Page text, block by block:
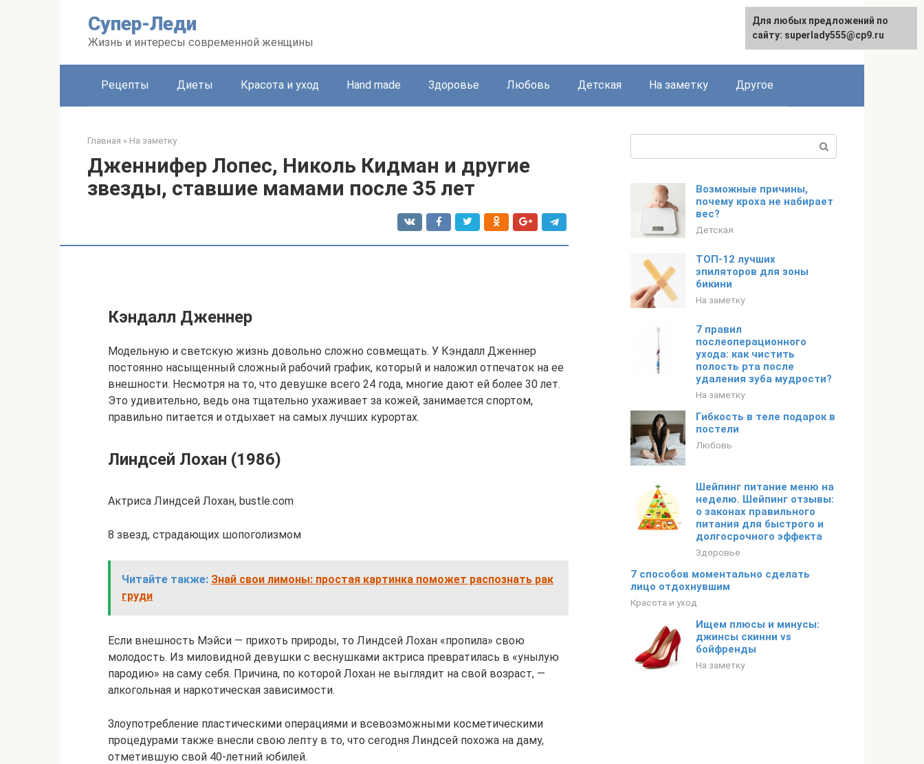
Супер-Леди
Жизнь и интересы современной женщины
English
Рецепты Диеты Красота и уход Hand made Здоровье Любовь Детская На заметку Другое
Главная » На заметку
Дженнифер Лопес, Николь Кидман и другие
звезды, ставшие мамами после 35 лет
Кэндалл Дженнер
Модельную и светскую жизнь довольно сложно совмещать. У Кэндалл Дженнер
постоянно насыщенный сложный рабочий график, который и наложил отпечаток на ее
внешности. Несмотря на то, что девушке всего 24 года, многие дают ей более 30 лет.
Это удивительно, ведь она тщательно ухаживает за кожей, занимается спортом,
правильно питается и отдыхает на самых лучших курортах.
Линдсей Лохан (1986)
Актриса Линдсей Лохан, bustle.com
8 звезд, страдающих шопоголизмом
Читайте также: Знай свои лимоны: простая картинка поможет распознать рак
груди
Если внешность Мэйси — прихоть природы, то Линдсей Лохан «пропила» свою
молодость. Из миловидной девушки с веснушками актриса превратилась в «унылую
пародию» на саму себя. Причина, по которой Лохан не выглядит на свой возраст, —
алкогольная и наркотическая зависимости.
Злоупотребление пластическими операциями и всевозможными косметическими
процедурами также внесли свою лепту в то, что сегодня Линдсей похожа на даму,
отметившую свой 40-летний юбилей.
Возможные причины,
почему кроха не набирает
вес?
Детская
ТОП-12 лучших
эпиляторов для зоны
бикини
На заметку
7 правил
послеоперационного
ухода: как чистить
полость рта после
удаления зуба мудрости?
На заметку
Гибкость в теле подарок в
постели
Любовь
Шейпинг питание меню на
неделю. Шейпинг отзывы:
о законах правильного
питания для быстрого и
долгосрочного эффекта
Здоровье
7 способов моментально сделать
лицо отдохнувшим
Красота и уход
Ищем плюсы и минусы:
джинсы скинни vs
бойфренды
На заметку
Для любых предложений по
сайту: superlady555@cp9.ru